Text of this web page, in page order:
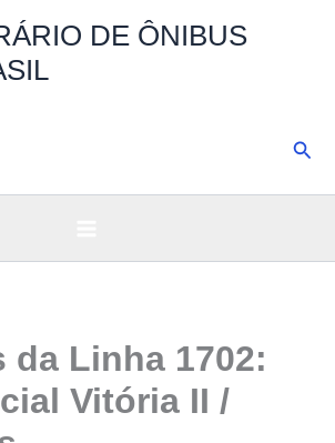
DE ÔNIBUS
da Linha 1702:
Vitória II /